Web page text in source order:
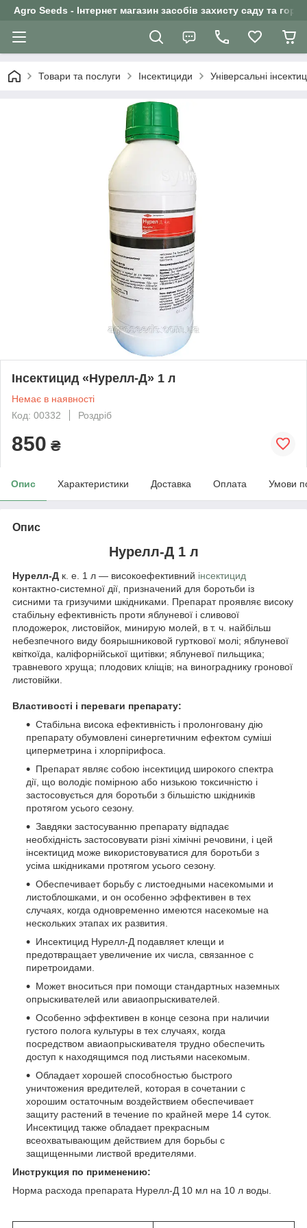
Agro Seeds - Інтернет магазин засобів захисту саду та
Товари та послуги Інсектициди Універсальні
Інсектицид «Нурелл-Д» 1 л
Немає в наявності
Код: 00332
Роздріб
850 ₴
Опис Характеристики Доставка Оплата Умови
Опис
Нурелл-Д 1 л
Нурелл-Д к. е. 1 л — високоефективний інсектицид
контактно-системної дії, призначений для боротьби із
сисними та гризучими шкідниками. Препарат проявляє високу
стабільну ефективність проти яблуневої і сливової
плодожерок, листовійок, минирую молей, в т. ч. найбільш
небезпечного виду боярышниковой гурткової молі; яблуневої
квіткоїда, каліфорнійської щитівки; яблуневої пильщика;
травневого хруща; плодових кліщів; на винограднику гронової
листовійки.
Властивості і переваги препарату:
Стабільна висока ефективність і пролонговану дію
препарату обумовлені синергетичним ефектом суміші
циперметрина і хлорпірифоса.
Препарат являє собою інсектицид широкого спектра
дії, що володіє помірною або низькою токсичністю і
застосовується для боротьби з більшістю шкідників
протягом усього сезону.
Завдяки застосуванню препарату відпадає
необхідність застосовувати різні хімічні речовини, і цей
інсектицид може використовуватися для боротьби з
усіма шкідниками протягом усього сезону.
Обеспечивает борьбу с листоедными насекомыми и
листоблошками, и он особенно эффективен в тех
случаях, когда одновременно имеются насекомые на
нескольких этапах их развития.
Инсектицид Нурелл-Д подавляет клещи и
предотвращает увеличение их числа, связанное с
пиретроидами.
Может вноситься при помощи стандартных наземных
опрыскивателей или авиаопрыскивателей.
Особенно эффективен в конце сезона при наличии
густого полога культуры в тех случаях, когда
посредством авиаопрыскивателя трудно обеспечить
доступ к находящимся под листьями насекомым.
Обладает хорошей способностью быстрого
уничтожения вредителей, которая в сочетании с
хорошим остаточным воздействием обеспечивает
защиту растений в течение по крайней мере 14 суток.
Инсектицид также обладает прекрасным
всеохватывающим действием для борьбы с
защищенными листвой вредителями.
Инструкция по применению:
Норма расхода препарата Нурелл-Д 10 мл на 10 л воды.